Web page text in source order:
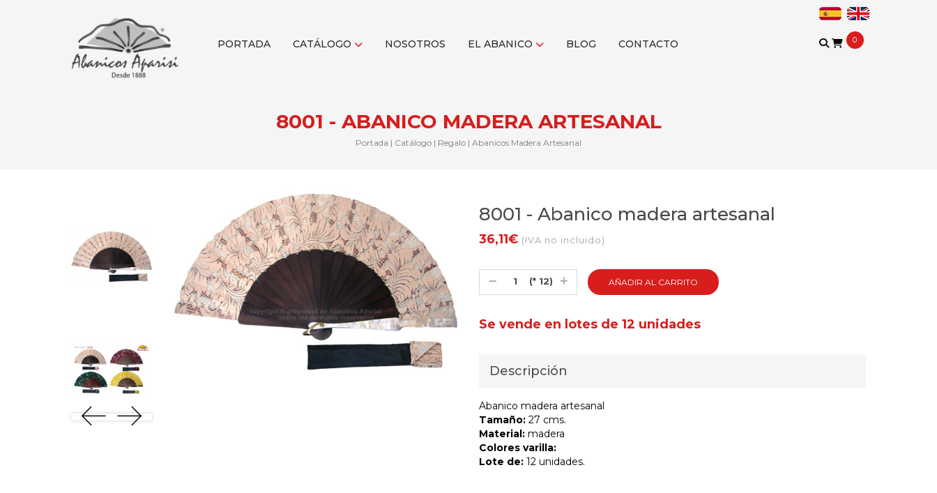
PORTADA CATÁLOGO NOSOTROS EL ABANICO BLOG CONTACTO 0
8001 - ABANICO MADERA ARTESANAL
Portada | Catálogo | Regalo | Abanicos Madera Artesanal
8001 - Abanico madera artesanal
36,11€ (IVA no incluido)
(* 12)
Se vende en lotes de 12 unidades
Descripción
Abanico madera artesanal
Tamaño: 27 cms.
Material: madera
Colores varilla:
Lote de: 12 unidades.